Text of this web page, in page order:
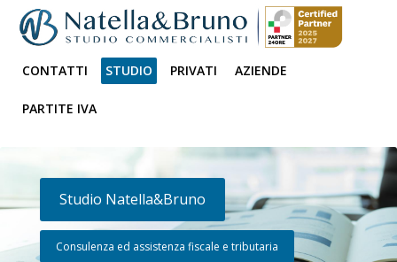
CONTATTI STUDIO PRIVATI AZIENDE
PARTITE IVA
Studio Natella&Bruno
Consulenza ed assistenza fiscale e tributaria